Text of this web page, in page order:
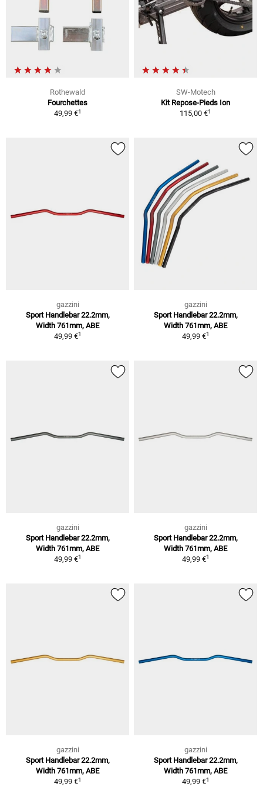
Rothewald
Fourchettes
49,99 €1
SW-Motech
Kit Repose-Pieds Ion
115,00 €1
gazzini
Sport Handlebar 22.2mm,
Width 761mm, ABE
49,99 €1
gazzini
Sport Handlebar 22.2mm,
Width 761mm, ABE
49,99 €1
gazzini
Sport Handlebar 22.2mm,
Width 761mm, ABE
49,99 €1
gazzini
Sport Handlebar 22.2mm,
Width 761mm, ABE
49,99 €1
gazzini
Sport Handlebar 22.2mm,
Width 761mm, ABE
49,99 €1
gazzini
Sport Handlebar 22.2mm,
Width 761mm, ABE
49,99 €1